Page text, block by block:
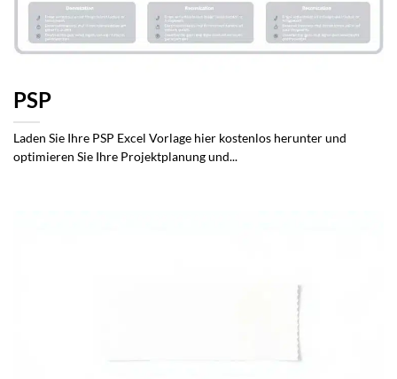
PSP
Laden Sie Ihre PSP Excel Vorlage hier kostenlos herunter und
optimieren Sie Ihre Projektplanung und...